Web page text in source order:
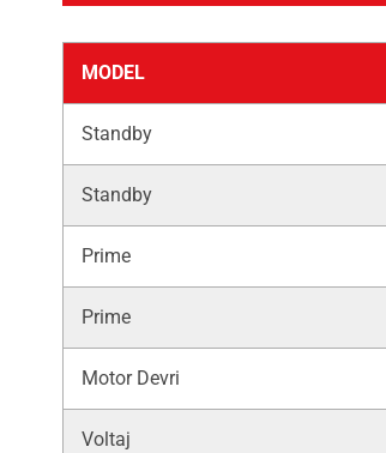
MODEL
Standby
Standby
Prime
Prime
Motor Devri
Voltaj